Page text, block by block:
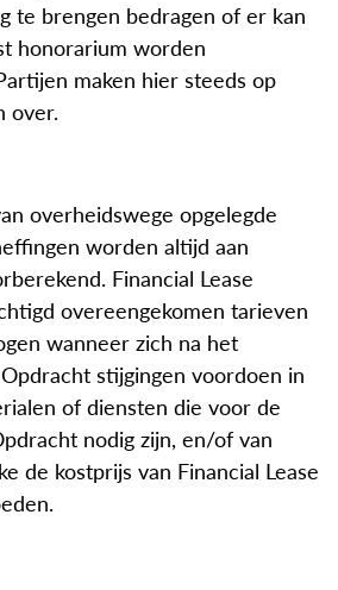
te brengen bedragen of er kan
honorarium worden
maken hier steeds op
over.
overheidswege opgelegde
worden altijd aan
Financial Lease
overeengekomen tarieven
wanneer zich na het
stijgingen voordoen in
of diensten die voor de
nodig zijn, en/of van
de kostprijs van Financial Lease